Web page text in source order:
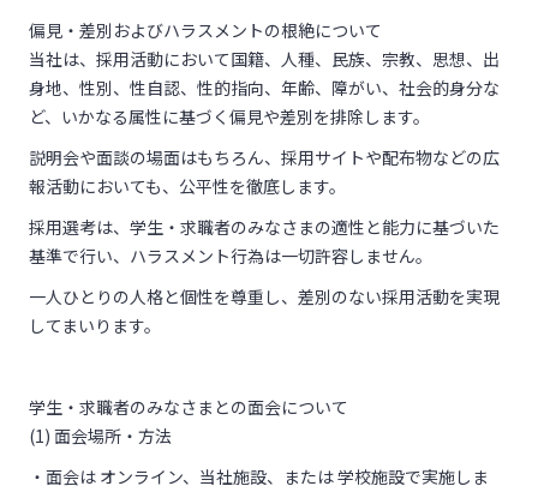
偏見・差別およびハラスメントの根絶について
当社は、採用活動において国籍、人種、民族、宗教、思想、出
身地、性別、性自認、性的指向、年齢、障がい、社会的身分な
ど、いかなる属性に基づく偏見や差別を排除します。
説明会や面談の場面はもちろん、採用サイトや配布物などの広
報活動においても、公平性を徹底します。
採用選考は、学生・求職者のみなさまの適性と能力に基づいた
基準で行い、ハラスメント行為は一切許容しません。
一人ひとりの人格と個性を尊重し、差別のない採用活動を実現
してまいります。
学生・求職者のみなさまとの面会について
(1) 面会場所・方法
・面会は オンライン、当社施設、または 学校施設で実施しま